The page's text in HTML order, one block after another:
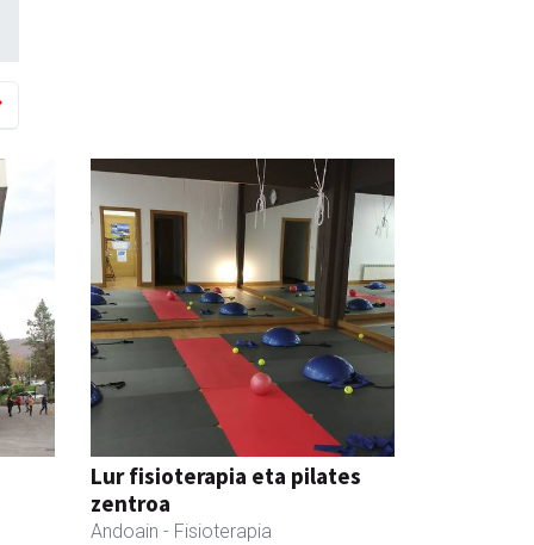
Lur fisioterapia eta pilates
zentroa
Andoain - Fisioterapia